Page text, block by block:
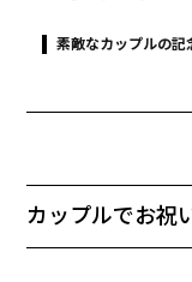
素敵なカップルの記
カップルでお祝